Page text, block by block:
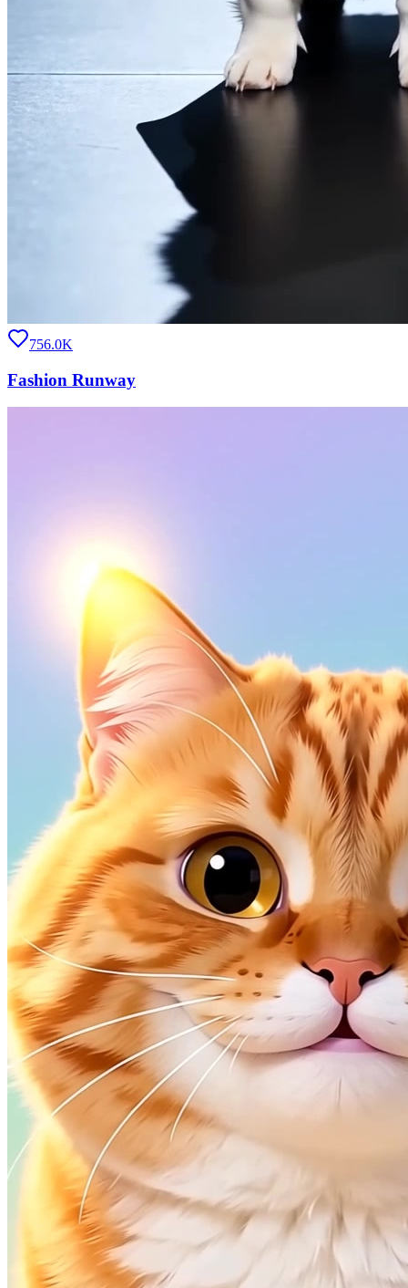
756.0K
Fashion Runway